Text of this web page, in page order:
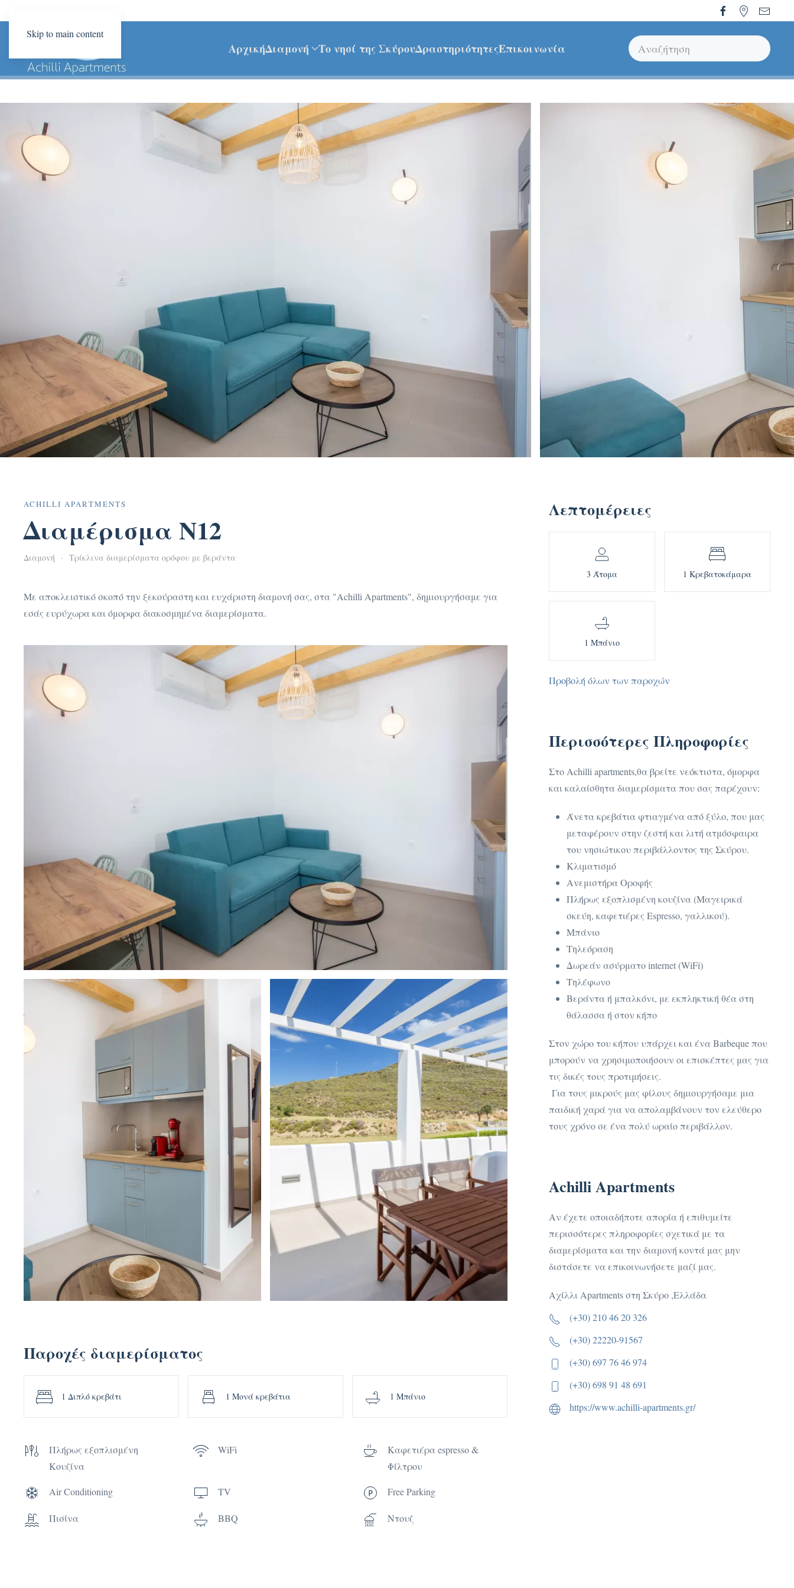
Skip to main content
ΑρχικήΔιαμονή Το νησί της ΣκύρουΔραστηριότητεςΕπικοινωνία
ACHILLI APARTMENTS
Διαμέρισμα N12
Διαμονή Τρίκλινα διαμερίσματα ορόφου με βεράντα
Με αποκλειστικό σκοπό την ξεκούραστη και ευχάριστη διαμονή σας, στα "Achilli Apartments", δημιουργήσαμε για
εσάς ευρύχωρα και όμορφα διακοσμημένα διαμερίσματα.
Παροχές διαμερίσματος
1 Διπλό κρεβάτι 1 Μονά κρεβάτια 1 Μπάνιο
Πλήρως εξοπλισμένη
Κουζίνα
WiFi
Καφετιέρα espresso &
Φίλτρου
Air Conditioning TV Free Parking
Πισίνα BBQ Ντουζ
Λεπτομέρειες
3 Άτομα 1 Κρεβατοκάμαρα
1 Μπάνιο
Προβολή όλων των παροχών
Περισσότερες Πληροφορίες
Στο Achilli apartments,θα βρείτε νεόκτιστα, όμορφα
και καλαίσθητα διαμερίσματα που σας παρέχουν:
Άνετα κρεβάτια φτιαγμένα από ξύλο, που μας
μεταφέρουν στην ζεστή και λιτή ατμόσφαιρα
του νησιώτικου περιβάλλοντος της Σκύρου.
Κλιματισμό
Ανεμιστήρα Οροφής
Πλήρως εξοπλισμένη κουζίνα (Μαγειρικά
σκεύη, καφετιέρες Espresso, γαλλικού).
Μπάνιο
Τηλεόραση
Δωρεάν ασύρματο internet (WiFi)
Τηλέφωνο
Βεράντα ή μπαλκόνι, με εκπληκτική θέα στη
θάλασσα ή στον κήπο
Στον χώρο του κήπου υπάρχει και ένα Barbeque που
μπορούν να χρησιμοποιήσουν οι επισκέπτες μας για
τις δικές τους προτιμήσεις.
Για τους μικρούς μας φίλους δημιουργήσαμε μια
παιδική χαρά για να απολαμβάνουν τον ελεύθερο
τους χρόνο σε ένα πολύ ωραίο περιβάλλον.
Achilli Apartments
Αν έχετε οποιαδήποτε απορία ή επιθυμείτε
περισσότερες πληροφορίες σχετικά με τα
διαμερίσματα και την διαμονή κοντά μας μην
διστάσετε να επικοινωνήσετε μαζί μας.
Αχίλλι Apartments στη Σκύρο ,Ελλάδα
(+30) 210 46 20 326
(+30) 22220-91567
(+30) 697 76 46 974
(+30) 698 91 48 691
https://www.achilli-apartments.gr/